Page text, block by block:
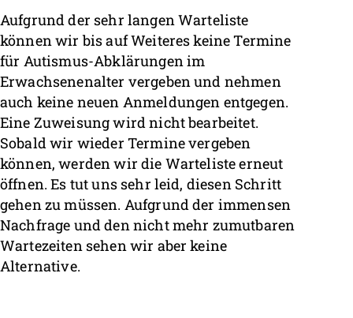
Aufgrund der sehr langen Warteliste
können wir bis auf Weiteres keine Termine
für Autismus-Abklärungen im
Erwachsenenalter vergeben und nehmen
auch keine neuen Anmeldungen entgegen.
Eine Zuweisung wird nicht bearbeitet.
Sobald wir wieder Termine vergeben
können, werden wir die Warteliste erneut
öffnen. Es tut uns sehr leid, diesen Schritt
gehen zu müssen. Aufgrund der immensen
Nachfrage und den nicht mehr zumutbaren
Wartezeiten sehen wir aber keine
Alternative.